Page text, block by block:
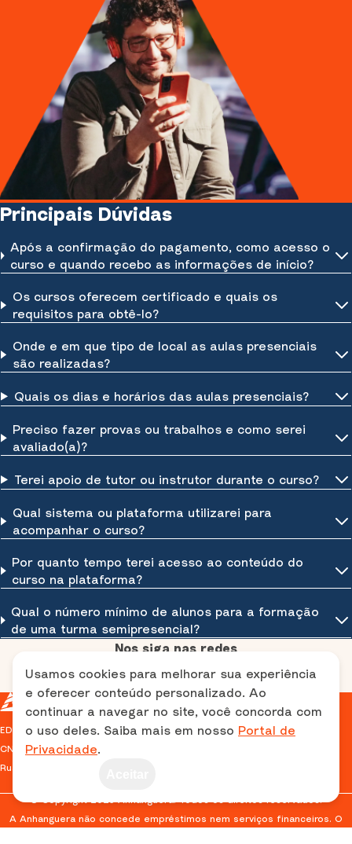
Principais Dúvidas
Após a confirmação do pagamento, como acesso o
curso e quando recebo as informações de início?
Os cursos oferecem certificado e quais os
requisitos para obtê-lo?
Onde e em que tipo de local as aulas presenciais
são realizadas?
Quais os dias e horários das aulas presenciais?
Preciso fazer provas ou trabalhos e como serei
avaliado(a)?
Terei apoio de tutor ou instrutor durante o curso?
Qual sistema ou plataforma utilizarei para
acompanhar o curso?
Por quanto tempo terei acesso ao conteúdo do
curso na plataforma?
Qual o número mínimo de alunos para a formação
de uma turma semipresencial?
Nos siga nas redes
EDITORA E DISTRIBUIDORA EDUCACIONAL S/A
CNPJ: 38.733.648/0001-40
Rua das Guajajaras, 591 - Lourdes - Belo Horizonte, MG
© Copyright 2025 Anhanguera. Todos os direitos reservados.
A Anhanguera não concede empréstimos nem serviços financeiros. O
parcelamento refere-se exclusivamente às formas de pagamento
Usamos cookies para melhorar sua experiência
e oferecer conteúdo personalizado. Ao
continuar a navegar no site, você concorda com
o uso deles. Saiba mais em nosso Portal de
Privacidade.